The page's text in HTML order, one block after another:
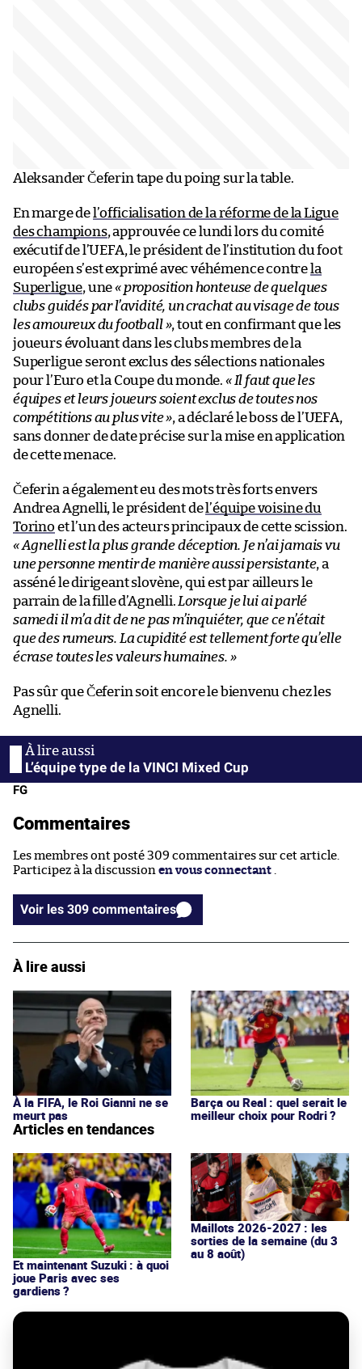
Aleksander Čeferin tape du poing sur la table.
En marge de l’officialisation de la réforme de la Ligue
des champions, approuvée ce lundi lors du comité
exécutif de l’UEFA, le président de l’institution du foot
européen s’est exprimé avec véhémence contre la
Superligue, une« proposition honteuse de quelques
clubs guidés par l’avidité, un crachat au visage de tous
les amoureux du football », tout en confirmant que les
joueurs évoluant dans les clubs membres de la
Superligue seront exclus des sélections nationales
pour l’Euro et la Coupe du monde. « Il faut que les
équipes et leurs joueurs soient exclus de toutes nos
compétitions au plus vite », a déclaré le boss de l’UEFA,
sans donner de date précise sur la mise en application
de cette menace.
Čeferin a également eu des mots très forts envers
Andrea Agnelli, le président del’équipe voisine du
Torino et l’un des acteurs principaux de cette scission.
« Agnelli est la plus grande déception. Je n’ai jamais vu
une personne mentir de manière aussi persistante, a
asséné le dirigeant slovène, qui est par ailleurs le
parrain de la fille d’Agnelli. Lorsque je lui ai parlé
samedi il m’a dit de ne pas m’inquiéter, que ce n’était
que des rumeurs. La cupidité est tellement forte qu’elle
écrase toutes les valeurs humaines. »
Pas sûr que Čeferin soit encore le bienvenu chez les
Agnelli.
L’équipe type de la VINCI Mixed Cup
FG
Commentaires
Les membres ont posté 309 commentaires sur cet article.
Participez à la discussion en vous connectant .
Voir les 309 commentaires
À lire aussi
À la FIFA, le Roi Gianni ne se
meurt pas
Barça ou Real : quel serait le
meilleur choix pour Rodri ?
Articles en tendances
Et maintenant Suzuki : à quoi
joue Paris avec ses
gardiens ?
Maillots 2026-2027 : les
sorties de la semaine (du 3
au 8 août)